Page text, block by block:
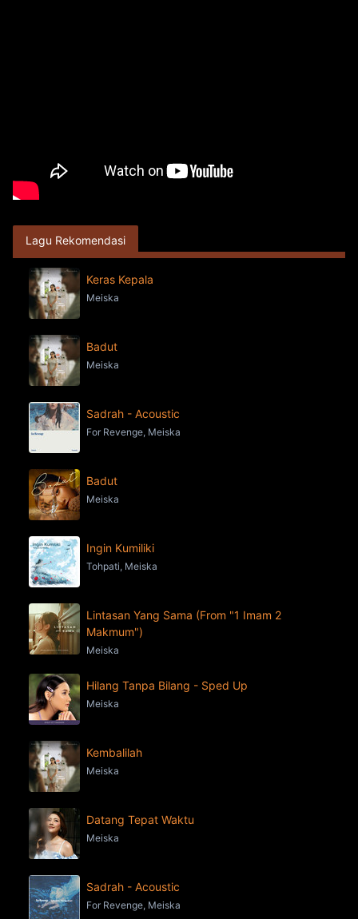
Lagu Rekomendasi
Keras Kepala
Meiska
Badut
Meiska
Sadrah - Acoustic
For Revenge, Meiska
Badut
Meiska
Ingin Kumiliki
Tohpati, Meiska
Lintasan Yang Sama (From "1 Imam 2
Makmum")
Meiska
Hilang Tanpa Bilang - Sped Up
Meiska
Kembalilah
Meiska
Datang Tepat Waktu
Meiska
Sadrah - Acoustic
For Revenge, Meiska